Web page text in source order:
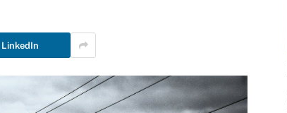
LinkedIn